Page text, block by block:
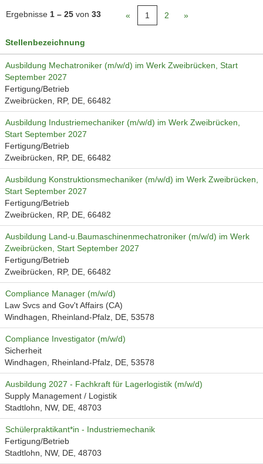
Ergebnisse 1 – 25 von 33 « 1 2 »
Stellenbezeichnung
Ausbildung Mechatroniker (m/w/d) im Werk Zweibrücken, Start
September 2027
Fertigung/Betrieb
Zweibrücken, RP, DE, 66482
Ausbildung Industriemechaniker (m/w/d) im Werk Zweibrücken,
Start September 2027
Fertigung/Betrieb
Zweibrücken, RP, DE, 66482
Ausbildung Konstruktionsmechaniker (m/w/d) im Werk Zweibrücken,
Start September 2027
Fertigung/Betrieb
Zweibrücken, RP, DE, 66482
Ausbildung Land-u.Baumaschinenmechatroniker (m/w/d) im Werk
Zweibrücken, Start September 2027
Fertigung/Betrieb
Zweibrücken, RP, DE, 66482
Compliance Manager (m/w/d)
Law Svcs and Gov't Affairs (CA)
Windhagen, Rheinland-Pfalz, DE, 53578
Compliance Investigator (m/w/d)
Sicherheit
Windhagen, Rheinland-Pfalz, DE, 53578
Ausbildung 2027 - Fachkraft für Lagerlogistik (m/w/d)
Supply Management / Logistik
Stadtlohn, NW, DE, 48703
Schülerpraktikant*in - Industriemechanik
Fertigung/Betrieb
Stadtlohn, NW, DE, 48703